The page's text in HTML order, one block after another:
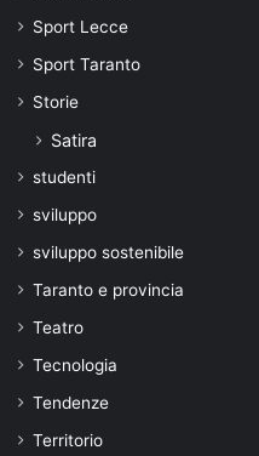
Sport Lecce
Sport Taranto
Storie
Satira
studenti
sviluppo
sviluppo sostenibile
Taranto e provincia
Teatro
Tecnologia
Tendenze
Territorio